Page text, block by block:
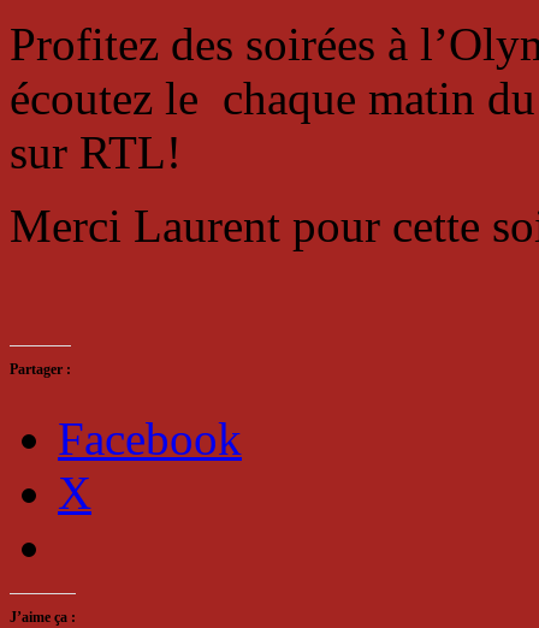
Profitez des soirées à
écoutez le chaque matin
sur RTL!
Merci Laurent pour cette
Partager :
Facebook
X
J’aime ça :